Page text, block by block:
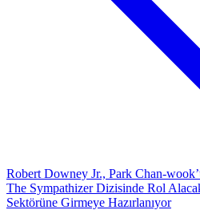
Robert Downey Jr., Park Chan-
The Sympathizer Dizisinde Rol
Sektörüne Girmeye Hazırlanıyor